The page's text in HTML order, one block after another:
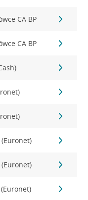
CA BP
CA BP